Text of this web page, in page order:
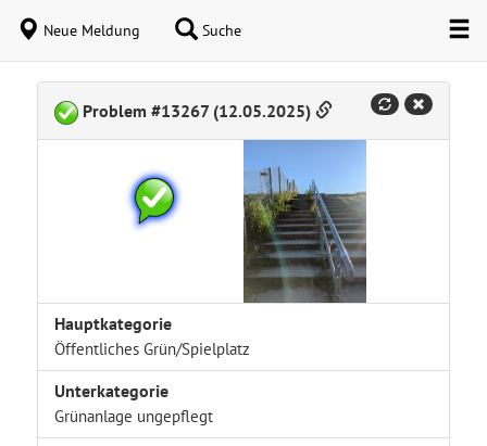
Neue Meldung Suche
Problem #13267 (12.05.2025)
Hauptkategorie
Öffentliches Grün/Spielplatz
Unterkategorie
Grünanlage ungepflegt